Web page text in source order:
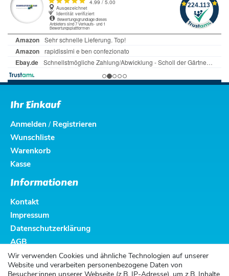
Wir verwenden Cookies und ähnliche Technologien auf unserer
Website und verarbeiten personenbezogene Daten von
Ihr Einkauf
Anmelden / Registrieren
Wunschliste
Warenkorb
Kasse
Informationen
Kontakt
Impressum
Datenschutzerklärung
AGB
Altbatterieentsorgung